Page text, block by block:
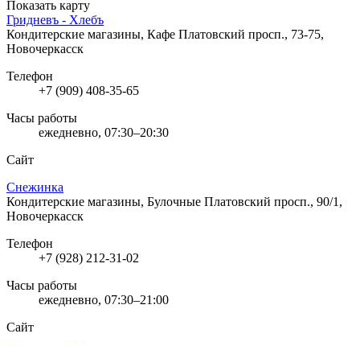
Показать карту
Гридневъ - Хлебъ
Кондитерские магазины, Кафе Платовский просп., 73-75,
Новочеркасск
Телефон
+7 (909) 408-35-65
Часы работы
ежедневно, 07:30–20:30
Сайт
Снежинка
Кондитерские магазины, Булочные Платовский просп., 90/1,
Новочеркасск
Телефон
+7 (928) 212-31-02
Часы работы
ежедневно, 07:30–21:00
Сайт